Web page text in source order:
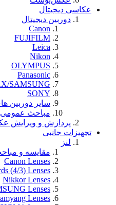
عکاسی دیجیتال
دوربین دیجیتال
Canon
FUJIFILM
Leica
Nikon
OLYMPUS
Panasonic
SAMSUNG
SONY
سایر دوربین
مباحث عمومی
پردازش و ویرایش
تجهيزات جانبی
لنز
مقایسه و
Canon Lenses
(4/3) Lenses
Nikkor Lenses
Lenses
Lenses